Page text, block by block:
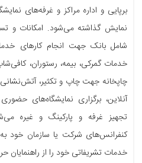
برپایی و اداره مراکز و غرفه‌های
نمایش گذاشته‌ می‌شود. امکانات و
شامل بانک جهت انجام کارهای
خدمات گمرکی، بیمه، رستوران،
چاپخانه جهت چاپ و تکثیر،
آنلاین، برگزاری نمایشگاه‌های
تجهیز غرفه و پارکینگ و غیره
کنفرانس‌های شرکت یا سازمان خود به
خدمات تشریفاتی خود را از راهنمایان